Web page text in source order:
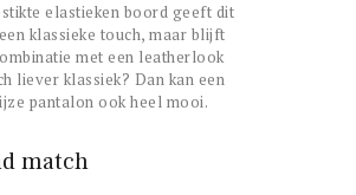
elastieken boord geeft dit
klassieke touch, maar blijft
met een leatherlook
liever klassiek? Dan kan een
pantalon ook heel mooi.
match